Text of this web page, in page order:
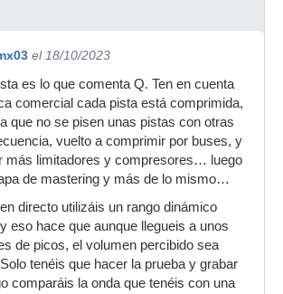
el 18/10/2023
es lo que comenta Q. Ten en cuenta
comercial cada pista está comprimida,
que no se pisen unas pistas con otras
vuelto a comprimir por buses, y
más limitadores y compresores… luego
de mastering y más de lo mismo…
directo utilizáis un rango dinámico
eso hace que aunque llegueis a unos
de picos, el volumen percibido sea
tenéis que hacer la prueba y grabar
comparáis la onda que tenéis con una